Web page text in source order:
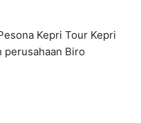
Kepri Tour Kepri
perusahaan Biro